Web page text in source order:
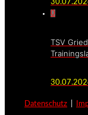
0
TSV
Datenschutz